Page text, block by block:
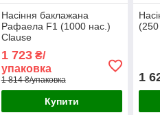
Насіння баклажана
Рафаела F1 (1000 нас.)
Clause
1 723₴/
упаковка
1 814 ₴/упаковка
Купити
1